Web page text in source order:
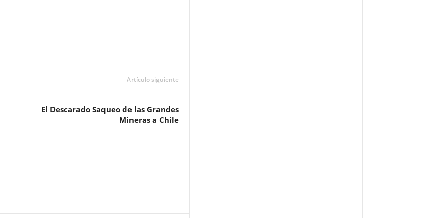
Artículo siguiente
El Descarado Saqueo de las Grandes
Mineras a Chile